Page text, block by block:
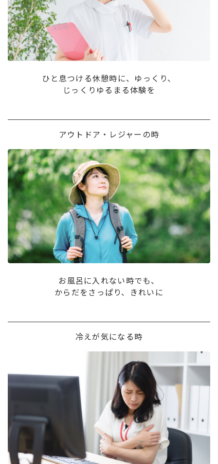
ひと息つける休憩時に、ゆっくり、
じっくりゆるまる体験を
アウトドア・レジャーの時
お風呂に入れない時でも、
からだをさっぱり、きれいに
冷えが気になる時